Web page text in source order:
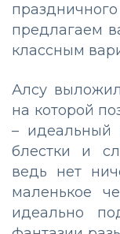
предлагаем
классным
Алсу
на которой
– идеальный
блестки и
ведь нет
маленькое
идеально